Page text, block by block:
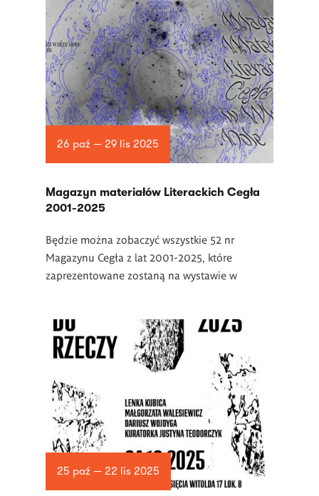
26 paź — 29 lis 2025
Magazyn materiałów Literackich Cegła
2001-2025
Będzie można zobaczyć wszystkie 52 nr
Magazynu Cegła z lat 2001-2025, które
zaprezentowane zostaną na wystawie w
25 paź — 22 lis 2025